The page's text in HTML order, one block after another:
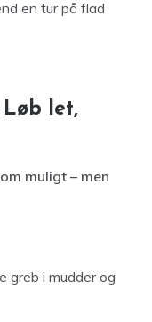
en tur på flad
let,
muligt – men
greb i mudder og